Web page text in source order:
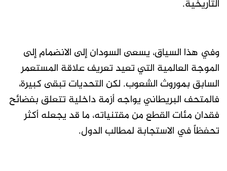
التاريخية.
وفي هذا السياق، يسعى السودان إلى الانضمام إلى
الموجة العالمية التي تعيد تعريف علاقة المستعمر
السابق بموروث الشعوب. لكن التحديات تبقى كبيرة،
فالمتحف البريطاني يواجه أزمة داخلية تتعلق بفضائح
فقدان مئات القطع من مقتنياته، ما قد يجعله أكثر
تحفظاً في الاستجابة لمطالب الدول.